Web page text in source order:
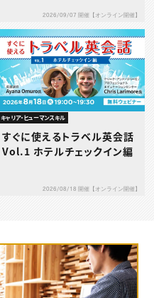
2026/09/07 開催【オンライン開催】
キャリア・ヒューマンスキル
すぐに使えるトラベル英会話
Vol.1 ホテルチェックイン編
2026/08/18 開催【オンライン開催】